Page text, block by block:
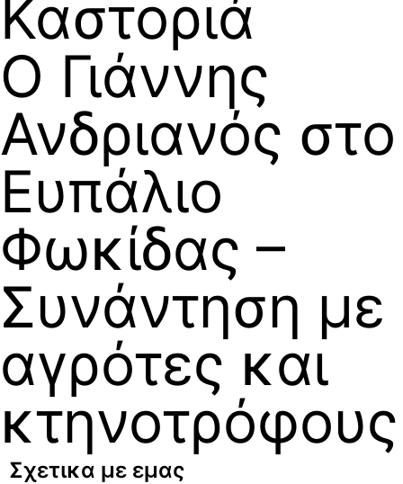
Καστοριά
Ο Γιάννης
Ανδριανός στο
Ευπάλιο
Φωκίδας –
Συνάντηση με
αγρότες και
κτηνοτρόφους
Σχετικα με εμας